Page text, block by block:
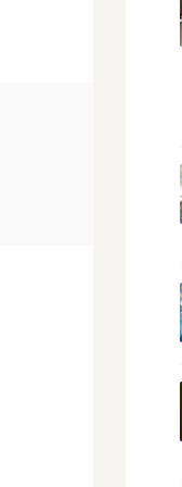
pe 1
Vodafone
muzical